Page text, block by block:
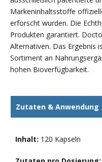
Markeninhaltsstoffe
erforscht wurden. Die
Produkten garantiert.
Alternativen. Das Ergebnis
Sortiment an
hohen Bioverfügbarkeit.
Zutaten & Anwendung
Inhalt: 120 Kapseln